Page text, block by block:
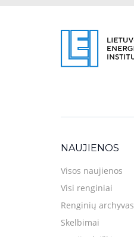
NAUJIENOS
Visos naujienos
Visi renginiai
Renginių archyvas
Skelbimai